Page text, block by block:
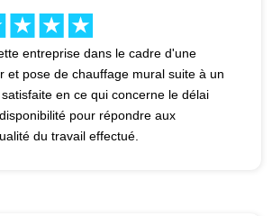
entreprise dans le cadre d'une
et pose de chauffage mural suite à un
en ce qui concerne le délai
pour répondre aux
du travail effectué.